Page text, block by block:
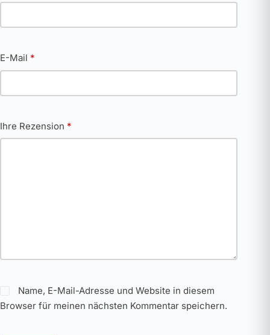
E-Mail *
Ihre Rezension *
Name, E-Mail-Adresse und Website in diesem
Browser für meinen nächsten Kommentar speichern.